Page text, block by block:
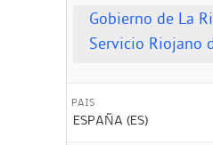
Gobierno de La
Servicio Riojano
PAIS
ESPAÑA (ES)